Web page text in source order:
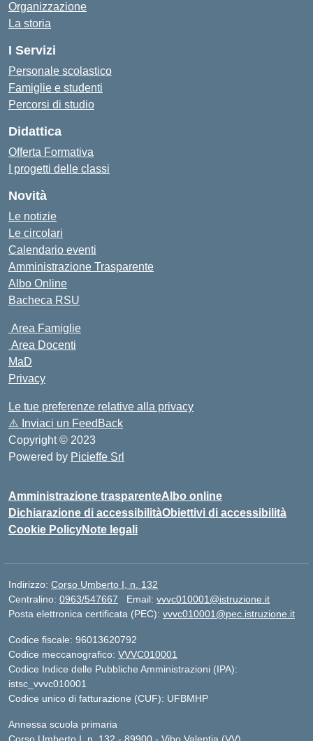
Organizzazione
La storia
I Servizi
Personale scolastico
Famiglie e studenti
Percorsi di studio
Didattica
Offerta Formativa
I progetti delle classi
Novità
Le notizie
Le circolari
Calendario eventi
Amministrazione Trasparente
Albo Online
Bacheca RSU
Area Famiglie
Area Docenti
MaD
Privacy
Le tue preferenze relative alla privacy
⚠️ Inviaci un FeedBack
Copyright © 2023
Powered by Picieffe Srl
Amministrazione trasparenteAlbo online
Dichiarazione di accessibilitàObiettivi di accessibilità
Cookie PolicyNote legali
Indirizzo: Corso Umberto I, n. 132
Centralino: 0963/547667 Email: vvvc010001@istruzione.it
Posta elettronica certificata (PEC): vvvc010001@pec.istruzione.it
Codice fiscale: 96013620792
Codice meccanografico: VVVC010001
Codice Indice delle Pubbliche Amministrazioni (IPA):
istsc_vvvc010001
Codice unico di fatturazione (CUF): UFBMHP
Annessa scuola primaria